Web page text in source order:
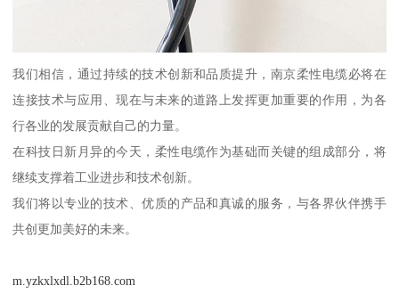
我们相信，通过持续的技术创新和品质提升，南京柔性电缆必将在
连接技术与应用、现在与未来的道路上发挥更加重要的作用，为各
行各业的发展贡献自己的力量。
在科技日新月异的今天，柔性电缆作为基础而关键的组成部分，将
继续支撑着工业进步和技术创新。
我们将以专业的技术、优质的产品和真诚的服务，与各界伙伴携手
共创更加美好的未来。
m.yzkxlxdl.b2b168.com